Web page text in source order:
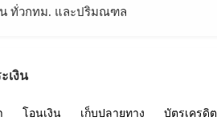
ทั่วกทม. และปริมณฑล
เงิน
โอนเงิน เก็บปลายทาง บัตรเครดิต